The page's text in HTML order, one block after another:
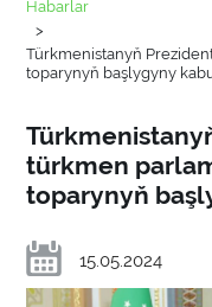
Habarlar
>
Türkmenistanyň
toparynyň başlygyny
türkmen
toparynyň
15.05.2024